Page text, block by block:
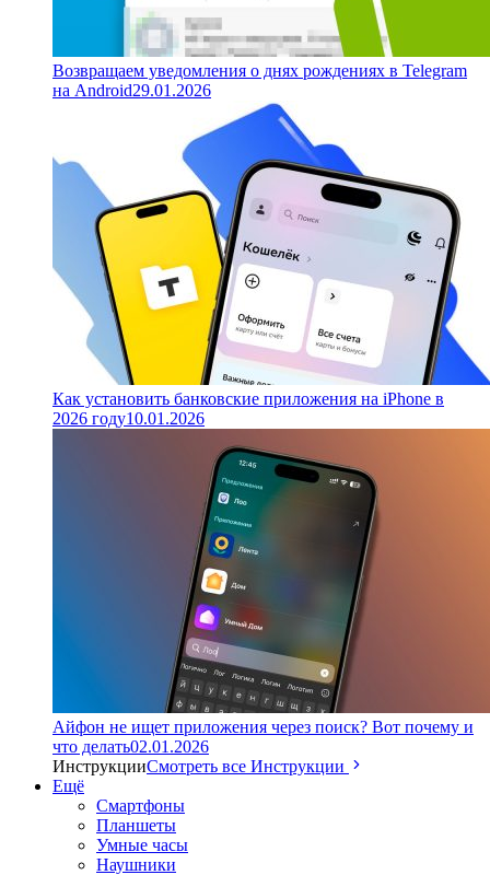
Возвращаем уведомления о днях рождениях в Telegram
на Android29.01.2026
Как установить банковские приложения на iPhone в
2026 году10.01.2026
Айфон не ищет приложения через поиск? Вот почему и
что делать02.01.2026
ИнструкцииСмотреть все Инструкции
Ещё
Смартфоны
Планшеты
Умные часы
Наушники